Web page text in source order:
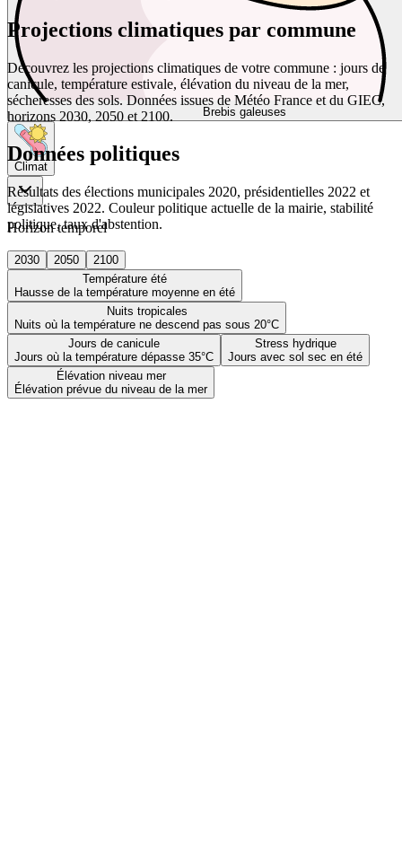
Brebis galeuses
Climat
Horizon temporel
2030 2050
2100
Température été
Hausse de la température moyenne en été
Nuits tropicales
Nuits où la température ne descend pas sous 20°C
Jours de canicule
Jours où la température dépasse 35°C
Stress hydrique
Jours avec sol sec en été
Élévation niveau mer
Élévation prévue du niveau de la mer
Projections climatiques par commune
Découvrez les projections climatiques de votre commune : jours de
canicule, température estivale, élévation du niveau de la mer,
sécheresses des sols. Données issues de Météo France et du GIEC,
horizons 2030, 2050 et 2100.
Données politiques
Résultats des élections municipales 2020, présidentielles 2022 et
législatives 2022. Couleur politique actuelle de la mairie, stabilité
politique, taux d'abstention.